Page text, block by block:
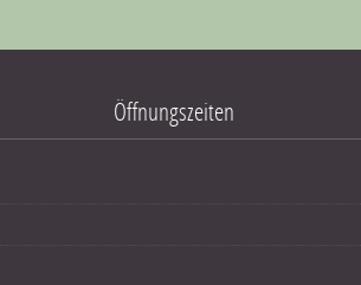
Öffnungszeiten